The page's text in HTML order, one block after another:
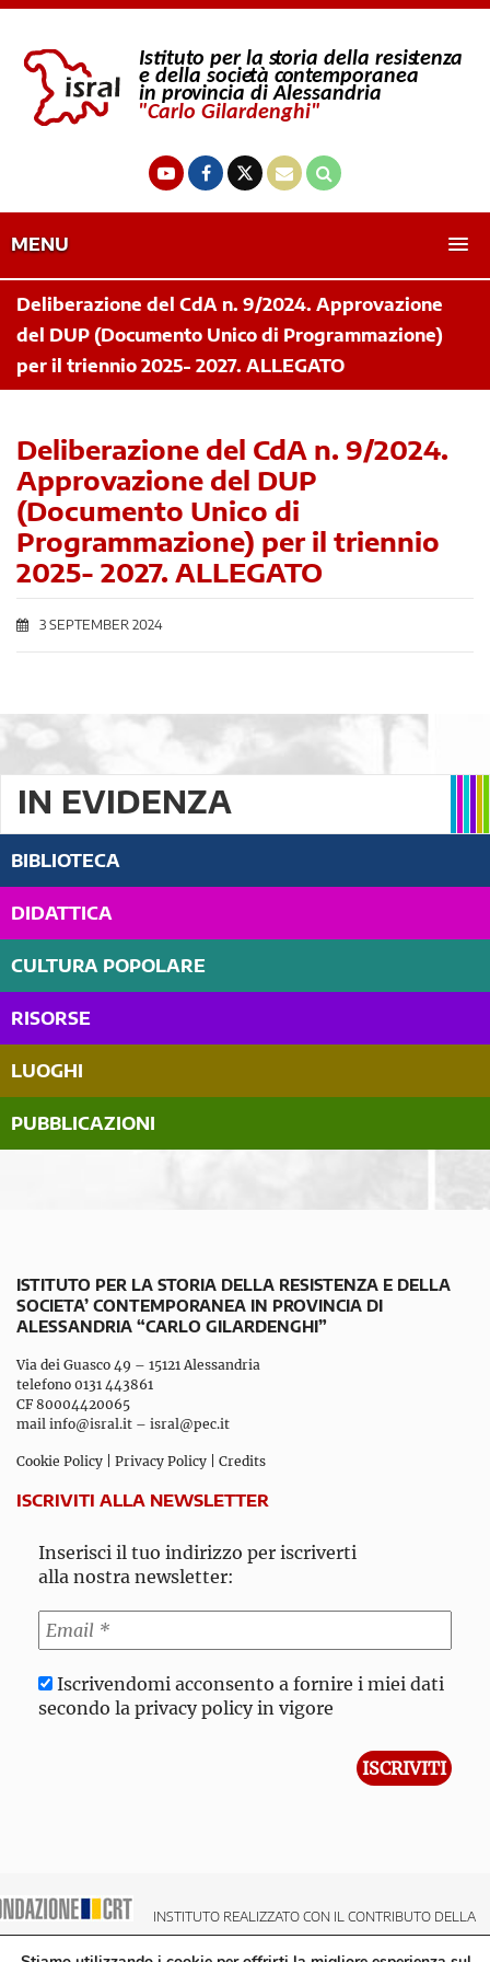
MENU
Deliberazione del CdA n. 9/2024. Approvazione
del DUP (Documento Unico di Programmazione)
per il triennio 2025- 2027. ALLEGATO
Deliberazione del CdA n. 9/2024.
Approvazione del DUP
(Documento Unico di
Programmazione) per il triennio
2025- 2027. ALLEGATO
3 SEPTEMBER 2024
IN EVIDENZA
BIBLIOTECA
DIDATTICA
CULTURA POPOLARE
RISORSE
LUOGHI
PUBBLICAZIONI
ISTITUTO PER LA STORIA DELLA RESISTENZA E DELLA
SOCIETA’ CONTEMPORANEA IN PROVINCIA DI
ALESSANDRIA “CARLO GILARDENGHI”
Via dei Guasco 49 – 15121 Alessandria
telefono 0131 443861
CF 80004420065
mail info@isral.it – isral@pec.it
Cookie Policy Privacy Policy Credits
ISCRIVITI ALLA NEWSLETTER
Inserisci il tuo indirizzo per iscriverti
alla nostra newsletter:
Iscrivendomi acconsento a fornire i miei dati
secondo la privacy policy in vigore
INSTITUTO REALIZZATO CON IL CONTRIBUTO DELLA